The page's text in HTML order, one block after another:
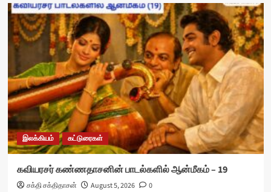
இலக்கியம் கட்டுரைகள்
கவியரசர் கண்ணதாசனின் பாடல்களில் ஆன்மீகம் – 19
சக்தி சக்திதாசன் August 5, 2026 0